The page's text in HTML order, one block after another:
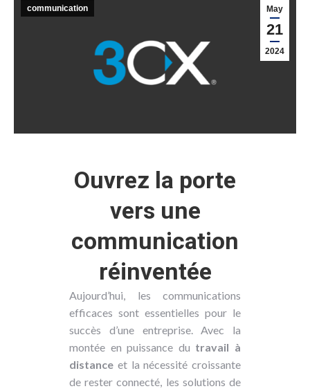
May
21
2024
communication
Ouvrez la porte
vers une
communication
réinventée
Aujourd’hui, les communications
efficaces sont essentielles pour le
succès d’une entreprise. Avec la
montée en puissance du travail à
distance et la nécessité croissante
de rester connecté, les solutions de